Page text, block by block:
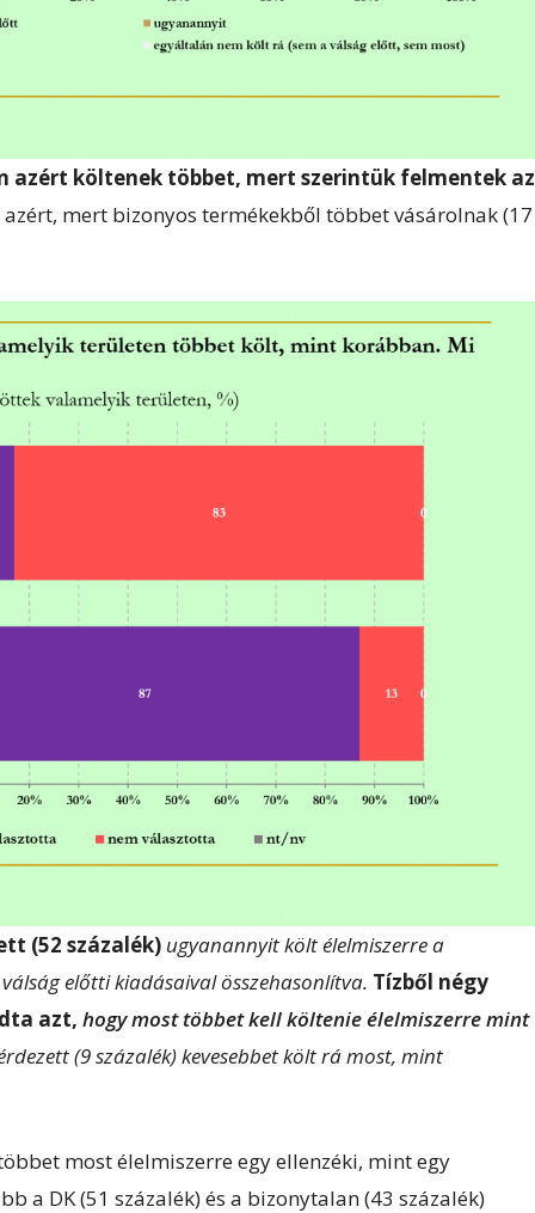
azért költenek többet, mert szerintük felmentek az
azért, mert bizonyos termékekből többet vásárolnak (17
(52 százalék) ugyanannyit költ élelmiszerre a
előtti kiadásaival összehasonlítva. Tízből négy
azt, hogy most többet kell költenie élelmiszerre mint
(9 százalék) kevesebbet költ rá most, mint
most élelmiszerre egy ellenzéki, mint egy
a DK (51 százalék) és a bizonytalan (43 százalék)